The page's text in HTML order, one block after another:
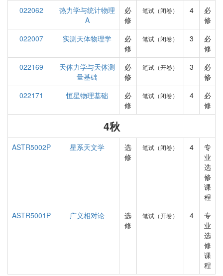
022062
热力学与统计物理
A
必
修
笔试（闭卷） 4
必
修
022007
实测天体物理学
必
修
笔试（闭卷） 3
必
修
022169
天体力学与天体测
量基础
必
修
笔试（开卷） 3
必
修
022171
恒星物理基础
必
修
笔试（闭卷） 4
必
修
4秋
ASTR5002P 星系天文学
选
修
笔试（闭卷） 4
专
业
选
修
课
程
ASTR5001P
广义相对论
选
修
笔试（开卷） 4
专
业
选
修
课
程